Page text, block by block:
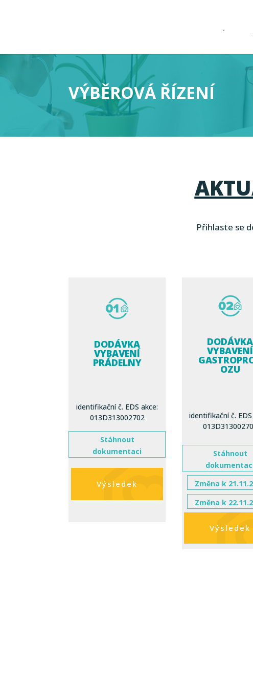
.
VÝBĚROVÁ ŘÍZENÍ
Přihlaste se
DODÁVKA
VYBAVENÍ
PRÁDELNY
identifikační č. EDS akce:
013D313002702
Stáhnout
dokumentaci
Výsledek
DODÁVKA
VYBAVENÍ
OZU
identifikační č.
Stáhnout
Změna k
Změna k
Výsledek